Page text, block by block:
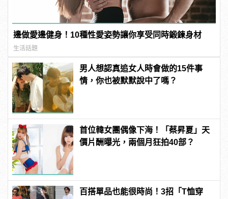
邊做愛邊健身！10種性愛姿勢讓你享受同時鍛鍊身材
生活話題
男人想認真追女人時會做的15件事
情，你也被默默說中了嗎？
首位韓女團偶像下海！「蔡昇夏」天
價片酬曝光，兩個月狂拍40部？
百搭單品也能很時尚！3招「T恤穿